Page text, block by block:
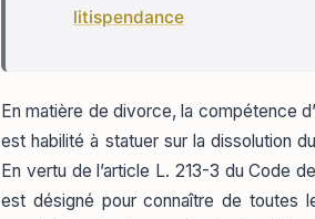
litispendance
En matière de divorce, la compétence
est habilité à statuer sur la dissolution
En vertu de l’article L. 213-3 du Code
est désigné pour connaître de toutes